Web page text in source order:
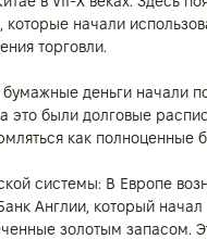
начали
торговли.
деньги начали
это были долговые
как полноценные
системы: В Европе
Англии, который начал
золотым запасом.